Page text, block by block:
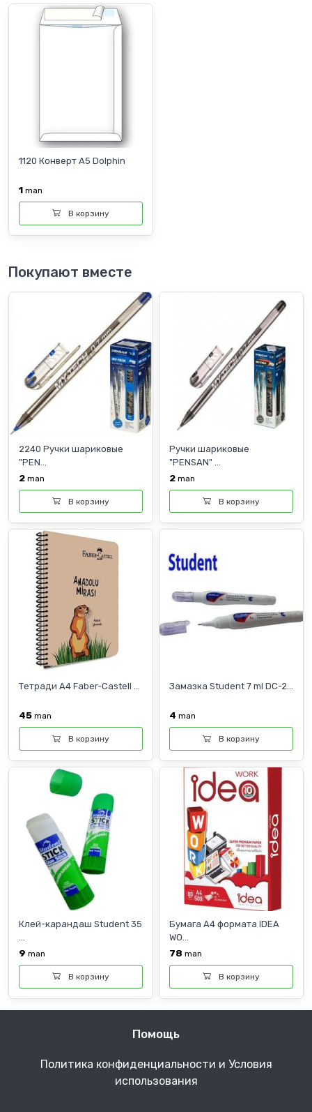
1120 Конверт А5 Dolphin
1 man
В корзину
Покупают вместе
2240 Ручки шариковые
"PEN...
2 man
В корзину
Ручки шариковые
"PENSAN" ...
2 man
В корзину
Тетради A4 Faber-Castell ...
45 man
В корзину
Замазка Student 7 ml DC-2...
4 man
В корзину
Клей-карандаш Student 35
...
9 man
В корзину
Бумага А4 формата IDEA
WO...
78 man
В корзину
Помощь
Политика конфиденциальности и Условия
использования